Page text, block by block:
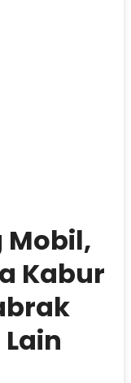
Mobil,
Kabur